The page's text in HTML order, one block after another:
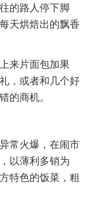
的路人停下脚
天烘焙出的飘香
来片面包加果
，或者和几个好
的商机。
常火爆，在闹市
以薄利多销为
特色的饭菜，粗